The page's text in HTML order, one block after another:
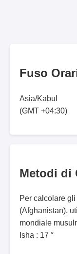
Fuso
Asia/Kabul
(GMT +04:30)
Metodi di
Per calcolare gli
(Afghanistan),
mondiale
Isha : 17 °